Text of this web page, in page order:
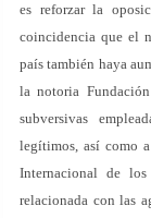
es reforzar la
coincidencia que el
país también haya
la notoria
subversivas
legítimos, así como
Internacional de los
relacionada con las